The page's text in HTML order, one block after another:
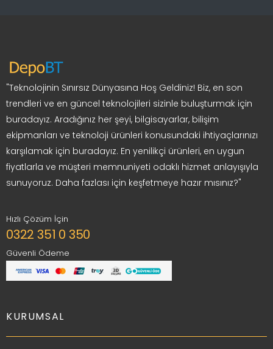
"Teknolojinin Sınırsız Dünyasına Hoş Geldiniz! Biz, en son
trendleri ve en güncel teknolojileri sizinle buluşturmak için
buradayız. Aradığınız her şeyi, bilgisayarlar, bilişim
ekipmanları ve teknoloji ürünleri konusundaki ihtiyaçlarınızı
karşılamak için buradayız. En yenilikçi ürünleri, en uygun
fiyatlarla ve müşteri memnuniyeti odaklı hizmet anlayışıyla
sunuyoruz. Daha fazlası için keşfetmeye hazır mısınız?"
Hızlı Çözüm İçin
0322 351 0 350
Güvenli Ödeme
KURUMSAL